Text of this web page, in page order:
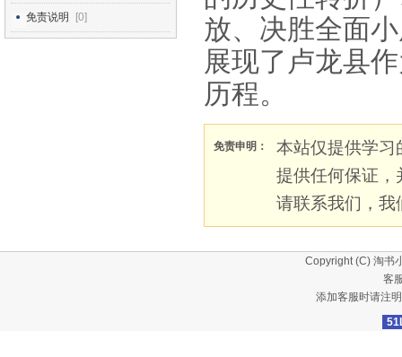
免责说明 [0]
放、决胜全面
展现了卢龙县
历程。
免责申明：
本站仅提供学习
提供任何保证，
请联系我们，我
Copyright (C) 淘书
客
添加客服时请注